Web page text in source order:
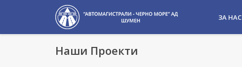
ЗА НАС
Наши Проекти